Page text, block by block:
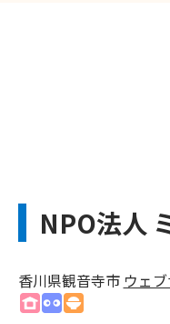
NPO法人
香川県観音寺市 ウェ